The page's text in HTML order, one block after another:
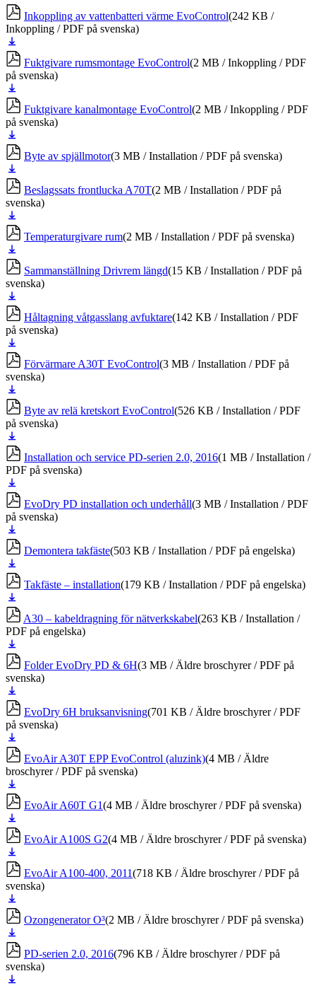
ner
Inkoppling av vattenbatteri värme EvoControl(242 KB /
Inkoppling / PDF på svenska)
ner
Fuktgivare rumsmontage EvoControl(2 MB / Inkoppling / PDF
på svenska)
ner
Fuktgivare kanalmontage EvoControl(2 MB / Inkoppling / PDF
på svenska)
ner
Byte av spjällmotor(3 MB / Installation / PDF på svenska)
ner
Beslagssats frontlucka A70T(2 MB / Installation / PDF på
svenska)
ner
Temperaturgivare rum(2 MB / Installation / PDF på svenska)
ner
Sammanställning Drivrem längd(15 KB / Installation / PDF på
svenska)
ner
Håltagning våtgasslang avfuktare(142 KB / Installation / PDF
på svenska)
ner
Förvärmare A30T EvoControl(3 MB / Installation / PDF på
svenska)
ner
Byte av relä kretskort EvoControl(526 KB / Installation / PDF
på svenska)
ner
Installation och service PD-serien 2.0, 2016(1 MB / Installation /
PDF på svenska)
ner
EvoDry PD installation och underhåll(3 MB / Installation / PDF
på svenska)
ner
Demontera takfäste(503 KB / Installation / PDF på engelska)
ner
Takfäste – installation(179 KB / Installation / PDF på engelska)
ner
A30 – kabeldragning för nätverkskabel(263 KB / Installation /
PDF på engelska)
ner
Folder EvoDry PD & 6H(3 MB / Äldre broschyrer / PDF på
svenska)
ner
EvoDry 6H bruksanvisning(701 KB / Äldre broschyrer / PDF
på svenska)
ner
EvoAir A30T EPP EvoControl (aluzink)(4 MB / Äldre
broschyrer / PDF på svenska)
ner
EvoAir A60T G1(4 MB / Äldre broschyrer / PDF på svenska)
ner
EvoAir A100S G2(4 MB / Äldre broschyrer / PDF på svenska)
ner
EvoAir A100-400, 2011(718 KB / Äldre broschyrer / PDF på
svenska)
ner
Ozongenerator O³(2 MB / Äldre broschyrer / PDF på svenska)
ner
PD-serien 2.0, 2016(796 KB / Äldre broschyrer / PDF på
svenska)